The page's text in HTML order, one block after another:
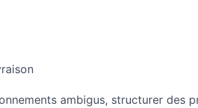
ambigus, structurer des